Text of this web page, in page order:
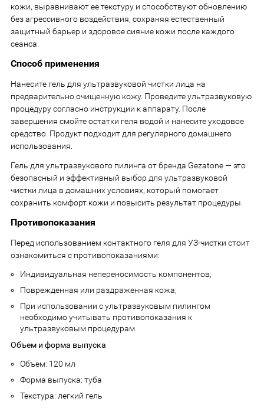
кожи, выравнивают ее текстуру и способствуют обновлению
без агрессивного воздействия, сохраняя естественный
защитный барьер и здоровое сияние кожи после каждого
сеанса.
Способ применения
Нанесите гель для ультразвуковой чистки лица на
предварительно очищенную кожу. Проведите ультразвуковую
процедуру согласно инструкции к аппарату. После
завершения смойте остатки геля водой и нанесите уходовое
средство. Продукт подходит для регулярного домашнего
использования.
Гель для ультразвукового пилинга от бренда Gezatone — это
безопасный и эффективный выбор для ультразвуковой
чистки лица в домашних условиях, который помогает
сохранить комфорт кожи и повысить результат процедуры.
Противопоказания
Перед использованием контактного геля для УЗ-чистки стоит
ознакомиться с противопоказаниями:
Индивидуальная непереносимость компонентов;
Поврежденная или раздраженная кожа;
При использовании с ультразвуковым пилингом
необходимо учитывать противопоказания к
ультразвуковым процедурам.
Объем и форма выпуска
Объем: 120 мл
Форма выпуска: туба
Текстура: легкий гель